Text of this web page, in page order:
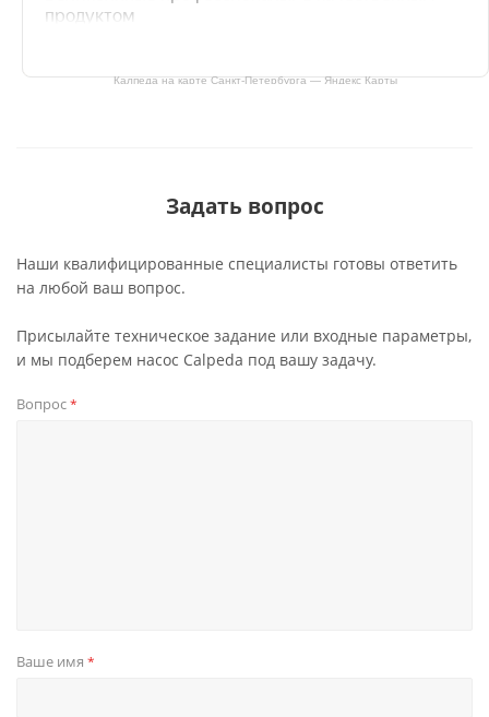
Калпеда на карте Санкт‑Петербурга — Яндекс Карты
Задать вопрос
Наши квалифицированные специалисты готовы ответить
на любой ваш вопрос.
Присылайте техническое задание или входные параметры,
и мы подберем насос Calpeda под вашу задачу.
Вопрос*
Ваше имя *